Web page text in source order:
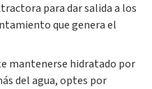
para dar salida a los
que genera el
mantenerse hidratado por
del agua, optes por